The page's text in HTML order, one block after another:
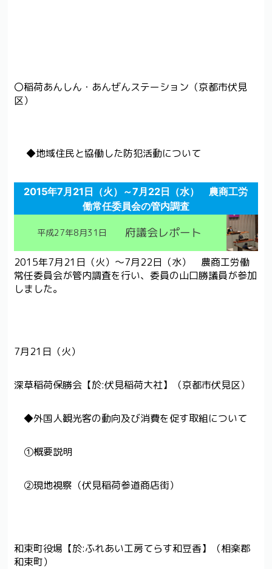
〇稲荷あんしん・あんぜんステーション（京都市伏見
区）
◆地域住民と協働した防犯活動について
2015年7月21日（火）～7月22日（水） 農商工労
働常任委員会の管内調査
平成27年8月31日 府議会レポート
2015年7月21日（火）～7月22日（水） 農商工労働
常任委員会が管内調査を行い、委員の山口勝議員が参加
しました。
7月21日（火）
深草稲荷保勝会【於:伏見稲荷大社】（京都市伏見区）
◆外国人観光客の動向及び消費を促す取組について
①概要説明
②現地視察（伏見稲荷参道商店街）
和束町役場【於:ふれあい工房てらす和豆香】（相楽郡
和束町）